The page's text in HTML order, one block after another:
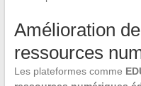
Amélioration
ressources
Les plateformes comme